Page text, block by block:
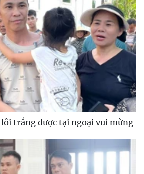
trắng được tại ngoại vui mừng